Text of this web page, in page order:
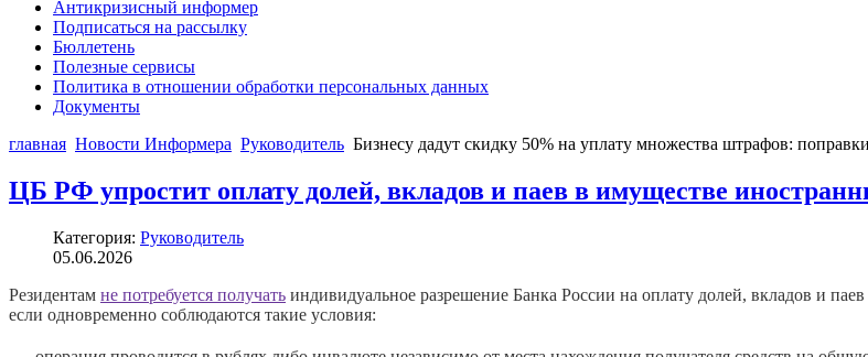
Антикризисный информер
Подписаться на рассылку
Бюллетень
Полезные сервисы
Политика в отношении обработки персональных данных
Документы
главная Новости Информера Руководитель Бизнесу дадут скидку 50% на уплату множества штрафов:
ЦБ РФ упростит оплату долей, вкладов и паев в имуществе
Категория: Руководитель
05.06.2026
Резидентам не потребуется получать индивидуальное разрешение Банка России на оплату долей, вкладов и
если одновременно соблюдаются такие условия: